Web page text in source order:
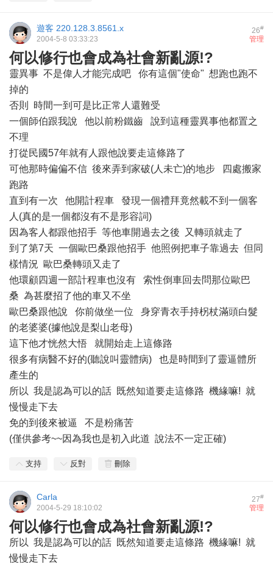
26#
遊客 220.128.3.8561.x
管理
2004-5-8 03:33:23
何以修行也會成為社會新亂源!?
靈異事 不是偉人才能完成吧 你有這個"使命" 想跑也跑不
掉的
否則 時間一到可是比正常人還難受
一個師伯跟我說 他以前粉鐵齒 說到這種靈異事他都置之
不理
打從民國57年就有人跟他說要走這條路了
可他那時偏偏不信 後來弄到家破(人未亡)的地步 四處搬家
跑路
直到有一次 他開計程車 發現一個禮拜竟然載不到一個客
人(真的是一個都沒有不是形容詞)
因為客人都跟他招手 等他車開過去之後 又轉頭就走了
到了第7天 一個歐巴桑跟他招手 他照例把車子靠過去 但同
樣情況 歐巴桑轉頭又走了
他環顧四週一部計程車也沒有 索性倒車回去問那位歐巴
桑 為甚麼招了他的車又不坐
歐巴桑跟他說 你前做坐一位 身穿青衣手持柺杖滿頭白髮
的老婆婆(據他說是梨山老母)
這下他才恍然大悟 就開始走上這條路
很多有病醫不好的(聽說叫靈體病) 也是時間到了靈逼體所
產生的
所以 我是認為可以的話 既然知道要走這條路 機緣嘛! 就
慢慢走下去
免的到後來被逼 不是粉痛苦
(僅供參考~~因為我也是初入此道 說法不一定正確)
支持 反對 刪除
27#
Carla
管理
2004-5-29 18:10:02
何以修行也會成為社會新亂源!?
所以 我是認為可以的話 既然知道要走這條路 機緣嘛! 就
慢慢走下去